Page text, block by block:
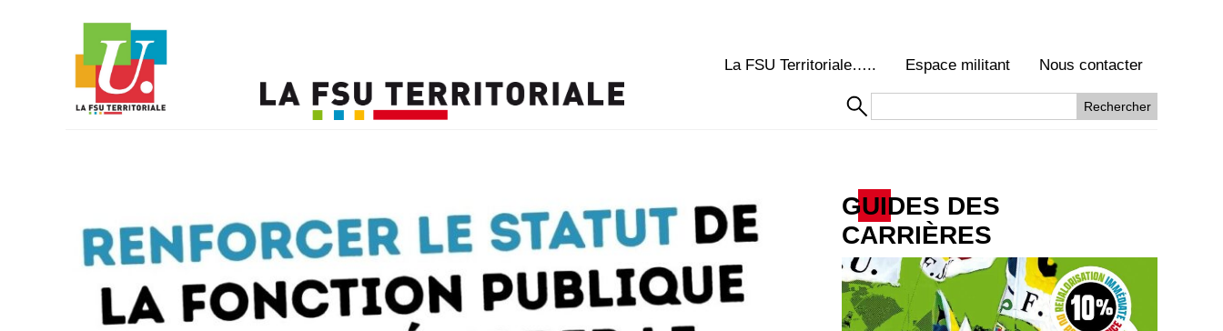
La FSU Territoriale….. Espace militant Nous contacter
GUIDES DES
CARRIÈRES